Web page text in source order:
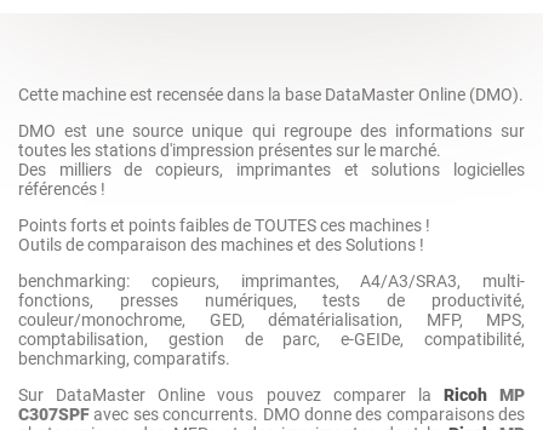
Cette machine est recensée dans la base DataMaster Online (DMO).
DMO est une source unique qui regroupe des informations sur
toutes les stations d'impression présentes sur le marché.
Des milliers de copieurs, imprimantes et solutions logicielles
référencés !
Points forts et points faibles de TOUTES ces machines !
Outils de comparaison des machines et des Solutions !
benchmarking: copieurs, imprimantes, A4/A3/SRA3, multi-
fonctions, presses numériques, tests de productivité,
couleur/monochrome, GED, dématérialisation, MFP, MPS,
comptabilisation, gestion de parc, e-GEIDe, compatibilité,
benchmarking, comparatifs.
Sur DataMaster Online vous pouvez comparer la Ricoh
MP
C307SPFavec ses concurrents. DMO donne des comparaisons des